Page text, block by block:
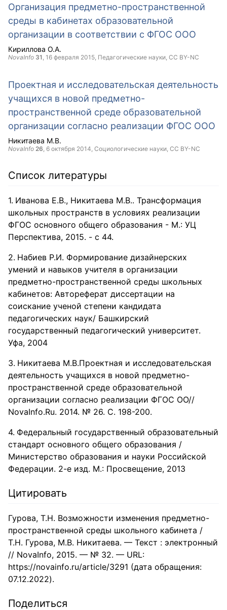
Организация предметно-пространственной
среды в кабинетах образовательной
организации в соответствии с ФГОС ООО
Кириллова О.А.
NovaInfo 31 16 февраля 2015 , Педагогические науки, CC BY-NC
Проектная и исследовательская деятельность
учащихся в новой предметно-
пространственной среде образовательной
организации согласно реализации ФГОС ООО
Никитаева М.В.
NovaInfo 26 6 октября 2014 , Социологические науки, CC BY-NC
Список литературы
Иванова Е.В., Никитаева М.В.. Трансформация
школьных пространств в условиях реализации
ФГОС основного общего образования - М.: УЦ
Перспектива, 2015. - с 44.
Набиев Р.И. Формирование дизайнерских
умений и навыков учителя в организации
предметно-пространственной среды школьных
кабинетов: Автореферат диссертации на
соискание ученой степени кандидата
педагогических наук/ Башкирский
государственный педагогический университет.
Уфа, 2004
Никитаева М.В.Проектная и исследовательская
деятельность учащихся в новой предметно-
пространственной среде образовательной
организации согласно реализации ФГОС ОО//
NovaInfo.Ru. 2014. № 26. С. 198-200.
Федеральный государственный образовательный
стандарт основного общего образования /
Министерство образования и науки Российской
Федерации. 2-е изд. М.: Просвещение, 2013
Цитировать
Гурова, Т.Н. Возможности изменения предметно-
пространственной среды школьного кабинета /
Т.Н. Гурова, М.В. Никитаева. — Текст : электронный
// NovaInfo, 2015. — № 32. — URL:
https://novainfo.ru/article/3291 (дата обращения:
07.12.2022).
Поделиться